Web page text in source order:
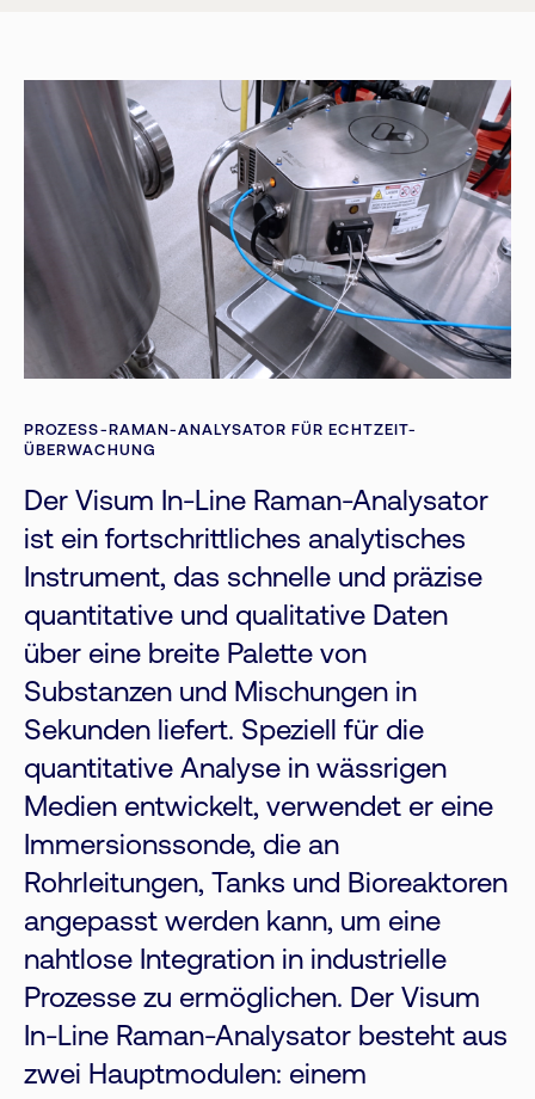
PROZESS-RAMAN-ANALYSATOR FÜR ECHTZEIT-
ÜBERWACHUNG
Der Visum In-Line Raman-Analysator
ist ein fortschrittliches analytisches
Instrument, das schnelle und präzise
quantitative und qualitative Daten
über eine breite Palette von
Substanzen und Mischungen in
Sekunden liefert. Speziell für die
quantitative Analyse in wässrigen
Medien entwickelt, verwendet er eine
Immersionssonde, die an
Rohrleitungen, Tanks und Bioreaktoren
angepasst werden kann, um eine
nahtlose Integration in industrielle
Prozesse zu ermöglichen. Der Visum
In-Line Raman-Analysator besteht aus
zwei Hauptmodulen: einem